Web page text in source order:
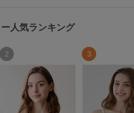
人気ランキング
2 3